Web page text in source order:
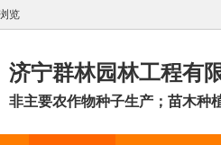
览
济宁群林园林工程有
非主要农作物种子生产；苗木种